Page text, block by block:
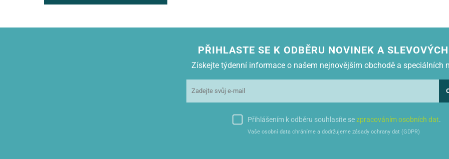
PŘIHLASTE SE K ODBĚRU NOVINEK A
Získejte týdenní informace o našem nejnovějším obchodě a speciálních
Přihlášením k odběru souhlasíte sezpracováním osobních dat.
Vaše osobní data chráníme a dodržujeme zásady ochrany dat (GDPR)